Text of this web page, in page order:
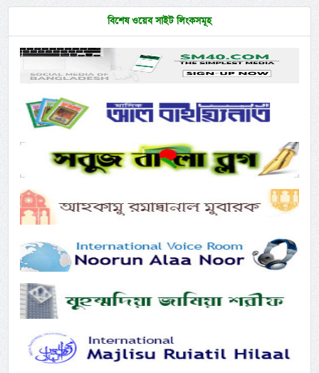
বিশেষ ওয়েব সাইট লিংকসমূহ